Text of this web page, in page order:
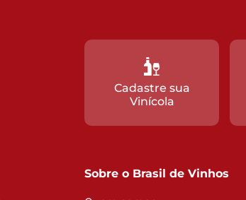
Cadastre sua
Vinícola
Sobre o Brasil de Vinhos